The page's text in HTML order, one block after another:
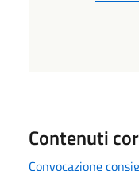
Contenuti
Convocazione